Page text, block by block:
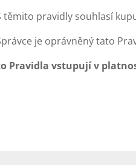
těmito pravidly souhlasí
je oprávněný tato
Pravidla vstupují v